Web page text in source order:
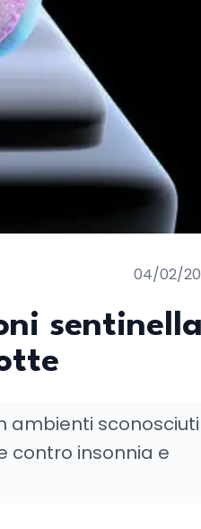
04/02/
sentinella
ambienti sconosciuti
contro insonnia e